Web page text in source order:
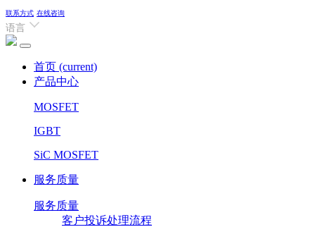
联系方式 在线咨询
语言
首页 (current)
产品中心
MOSFET
IGBT
SiC MOSFET
服务质量
服务质量
客户投诉处理流程